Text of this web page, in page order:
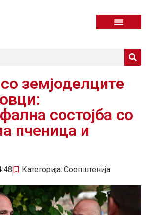
земјоделците
состојба со
пченица и
Категорија: Соопштенија